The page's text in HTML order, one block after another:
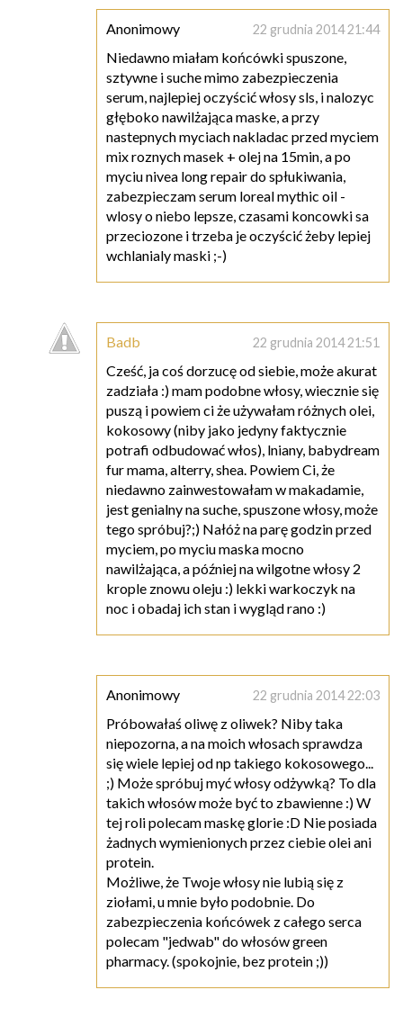
Anonimowy 22 grudnia 2014 21:44
Niedawno miałam końcówki spuszone,
sztywne i suche mimo zabezpieczenia
serum, najlepiej oczyścić włosy sls, i nalozyc
głęboko nawilżająca maske, a przy
nastepnych myciach nakladac przed myciem
mix roznych masek + olej na 15min, a po
myciu nivea long repair do spłukiwania,
zabezpieczam serum loreal mythic oil -
wlosy o niebo lepsze, czasami koncowki sa
przeciozone i trzeba je oczyścić żeby lepiej
wchlanialy maski ;-)
Badb 22 grudnia 2014 21:51
Cześć, ja coś dorzucę od siebie, może akurat
zadziała :) mam podobne włosy, wiecznie się
puszą i powiem ci że używałam różnych olei,
kokosowy (niby jako jedyny faktycznie
potrafi odbudować włos), lniany, babydream
fur mama, alterry, shea. Powiem Ci, że
niedawno zainwestowałam w makadamie,
jest genialny na suche, spuszone włosy, może
tego spróbuj?;) Nałóż na parę godzin przed
myciem, po myciu maska mocno
nawilżająca, a później na wilgotne włosy 2
krople znowu oleju :) lekki warkoczyk na
noc i obadaj ich stan i wygląd rano :)
Anonimowy 22 grudnia 2014 22:03
Próbowałaś oliwę z oliwek? Niby taka
niepozorna, a na moich włosach sprawdza
się wiele lepiej od np takiego kokosowego...
;) Może spróbuj myć włosy odżywką? To dla
takich włosów może być to zbawienne :) W
tej roli polecam maskę glorie :D Nie posiada
żadnych wymienionych przez ciebie olei ani
protein.
Możliwe, że Twoje włosy nie lubią się z
ziołami, u mnie było podobnie. Do
zabezpieczenia końcówek z całego serca
polecam "jedwab" do włosów green
pharmacy. (spokojnie, bez protein ;))